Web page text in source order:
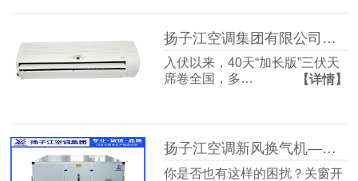
扬子江空调集团有限公司商用暖通源头厂家，40年匠心护航从容度伏
入伏以来，40天“加长版”三伏天
席卷全国，多…
【详情】
扬子江空调新风换气机——告别室内空气闷浊，畅享洁净富氧新生活
你是否也有这样的困扰？关窗开